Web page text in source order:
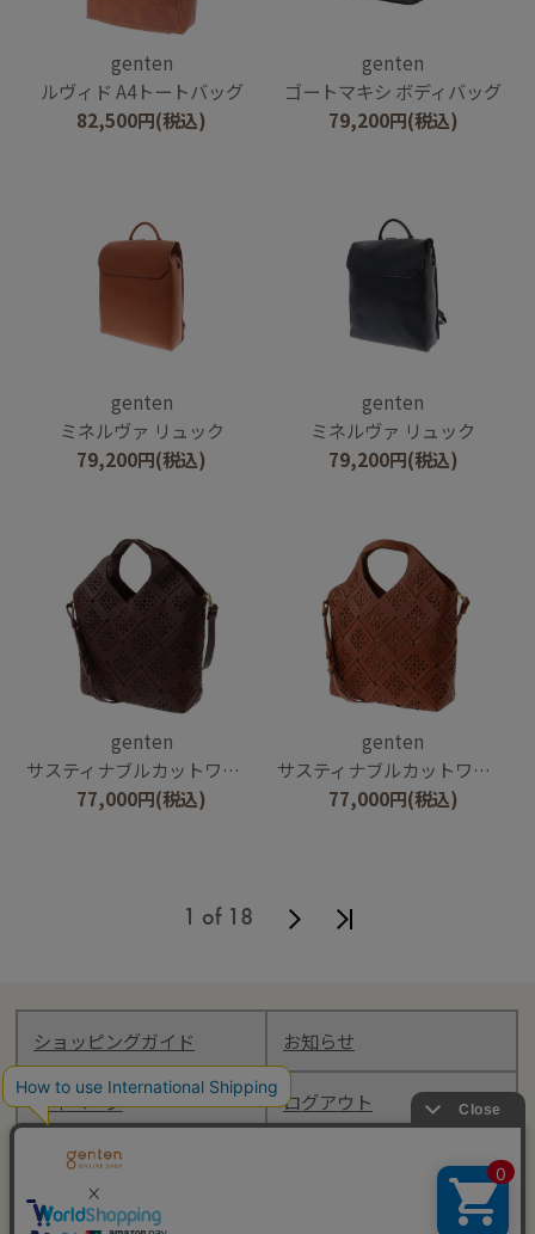
genten
ルヴィド A4トートバッグ
82,500円(税込)
genten
ゴートマキシ ボディバッグ
79,200円(税込)
genten
ミネルヴァ リュック
79,200円(税込)
genten
ミネルヴァ リュック
79,200円(税込)
genten
サスティナブルカットワーク 2wayバッグ
77,000円(税込)
genten
サスティナブルカットワーク 2wayバッグ
77,000円(税込)
1 of 18
ショッピングガイド お知らせ
マイページ ログアウト